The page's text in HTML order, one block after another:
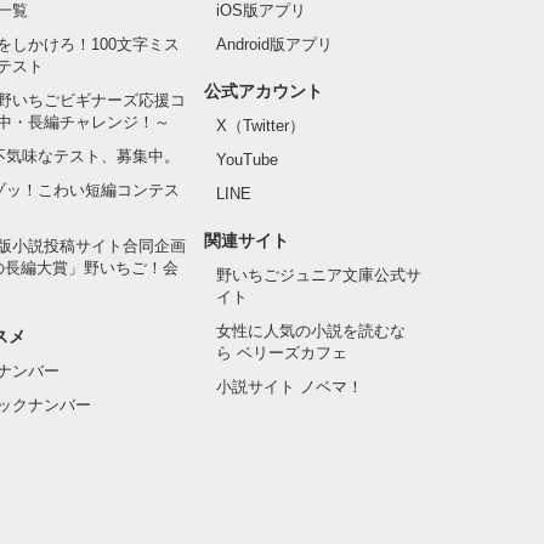
覧
しかけろ！100文字ミス
スト
いちごビギナーズ応援コ
・長編チャレンジ！～
味なテスト、募集中。
ッ！こわい短編コンテス
小説投稿サイト合同企画
長編大賞」野いちご！会
メ
ンバー
クナンバー
iOS版アプリ
Android版アプリ
公式アカウント
X（Twitter）
YouTube
LINE
関連サイト
野いちごジュニア文庫公式サ
イト
女性に人気の小説を読むな
ら ベリーズカフェ
小説サイト ノベマ！